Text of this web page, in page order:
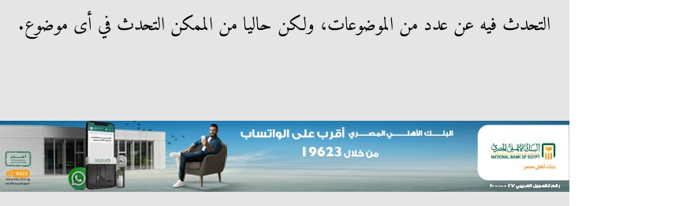
التحدث فيه عن عدد من الموضوعات، ولكن حاليا من الممكن التحدث في أى موضوع.